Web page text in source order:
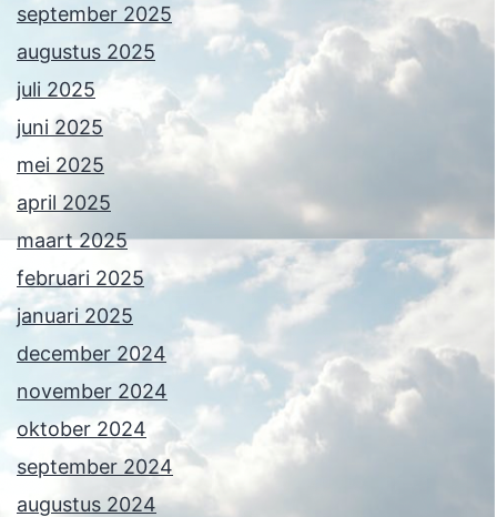
september 2025
augustus 2025
juli 2025
juni 2025
mei 2025
april 2025
maart 2025
februari 2025
januari 2025
december 2024
november 2024
oktober 2024
september 2024
augustus 2024